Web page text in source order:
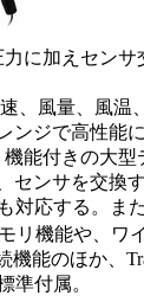
に加えセンサ
、風量、風温
ンジで高性能
能付きの大型
センサを交換
対応する。ま
リ機能や、ワ
機能のほか、
準付属。